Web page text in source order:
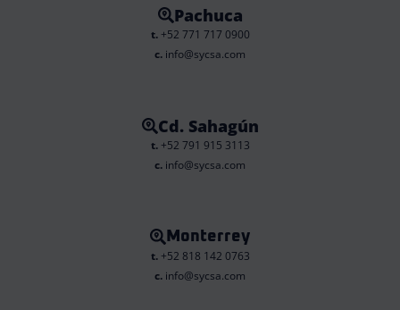
Pachuca
t.+52 771 717 0900
c. info@sycsa.com
Cd. Sahagún
t.+52 791 915 3113
c. info@sycsa.com
Monterrey
t.+52 818 142 0763
c. info@sycsa.com